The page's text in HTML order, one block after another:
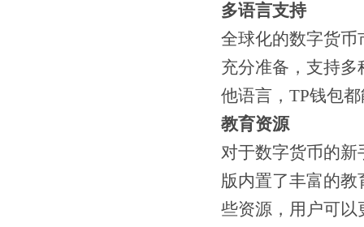
多语言支持
全球化的数字货币
充分准备，支持
他语言，TP钱包
教育资源
对于数字货币的新
版内置了丰富的
些资源，用户可以